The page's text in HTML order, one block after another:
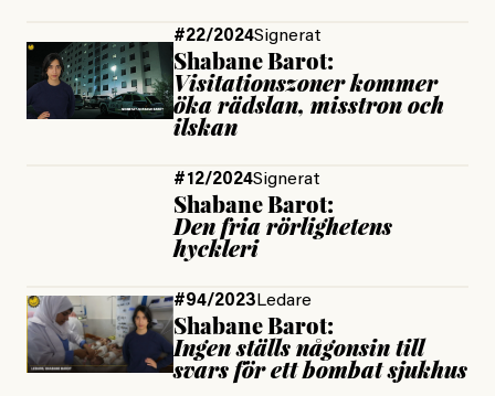
#22/2024Signerat
Shabane Barot:
Visitationszoner kommer
öka rädslan, misstron och
ilskan
#12/2024Signerat
Shabane Barot:
Den fria rörlighetens
hyckleri
#94/2023Ledare
Shabane Barot:
Ingen ställs någonsin till
svars för ett bombat sjukhus